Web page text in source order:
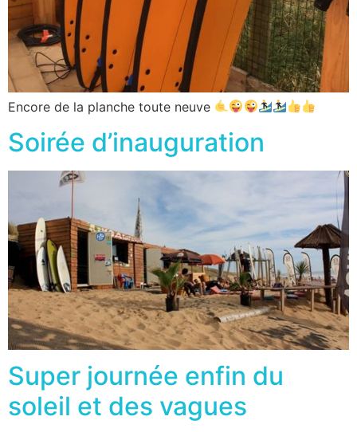
Encore de la planche toute neuve
Soirée d’inauguration
Super journée enfin du
soleil et des vagues